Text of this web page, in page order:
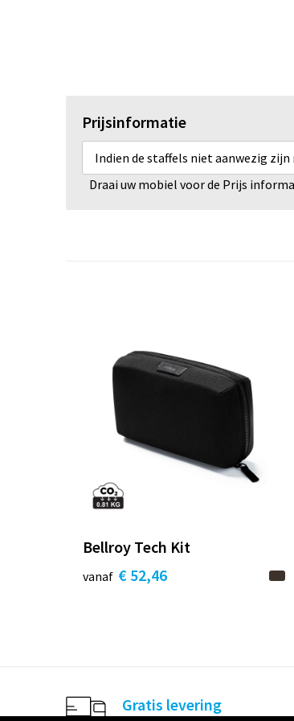
Prijsinformatie
Indien de staffels niet aanwezig
Draai uw mobiel voor de Prijs
Bellroy Tech Kit
vanaf € 52,46
Gratis levering